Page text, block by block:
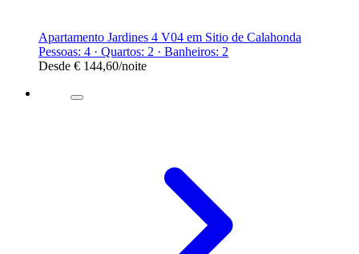
Apartamento Jardines 4 V04 em Sitio de Calahonda
Pessoas: 4 · Quartos: 2 · Banheiros: 2
Desde € 144,60/noite